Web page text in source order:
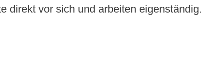
direkt vor sich und arbeiten eigenständig.